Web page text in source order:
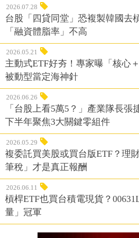
2026.07.28
台股「四貸同堂」恐複製韓國去
「融資體脂率」不高
2026.05.21
主動式ETF好夯！專家曝「核心
被動型當定海神針
2026.06.26
「台股上看5萬5？」產業隊長張
下半年聚焦3大關鍵零組件
2026.05.29
複委託買美股或買台版ETF？理
筆稅」才是真正報酬
2026.06.11
槓桿ETF也買台積電現貨？
量」冠軍